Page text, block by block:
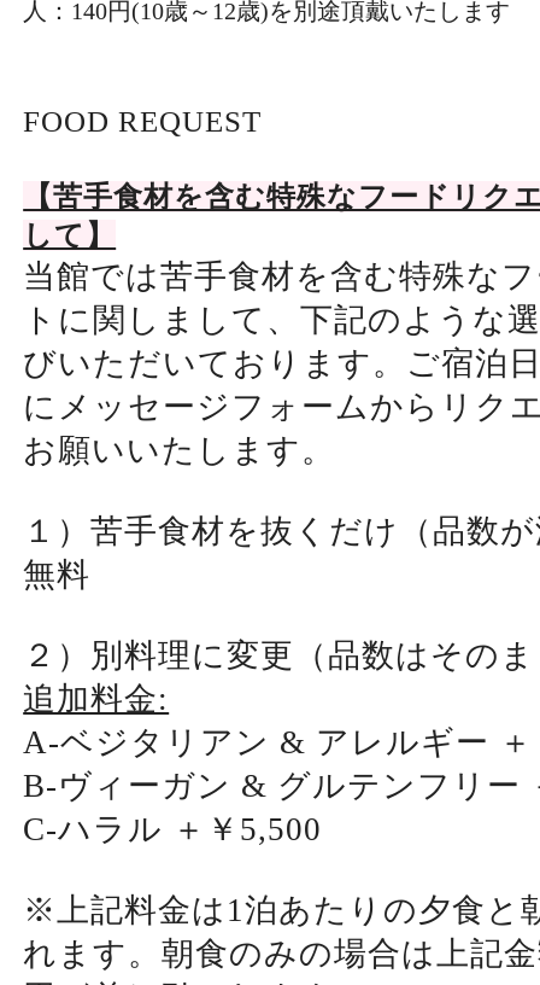
人：140円(10歳～12歳)を別途頂戴いたします
FOOD REQUEST
【苦手食材を含む特殊なフードリク
して】
当館では苦手食材を含む特殊な
トに関しまして、下記のような
びいただいております。ご宿泊
にメッセージフォームからリク
お願いいたします。
１）苦手食材を抜くだけ（品数
無料
２）別料理に変更（品数はその
追加料金:
A-ベジタリアン & アレルギー ＋
B-ヴィーガン & グルテンフリー
C-ハラル ＋￥5,500
※上記料金は1泊あたりの夕食と
れます。朝食のみの場合は上記